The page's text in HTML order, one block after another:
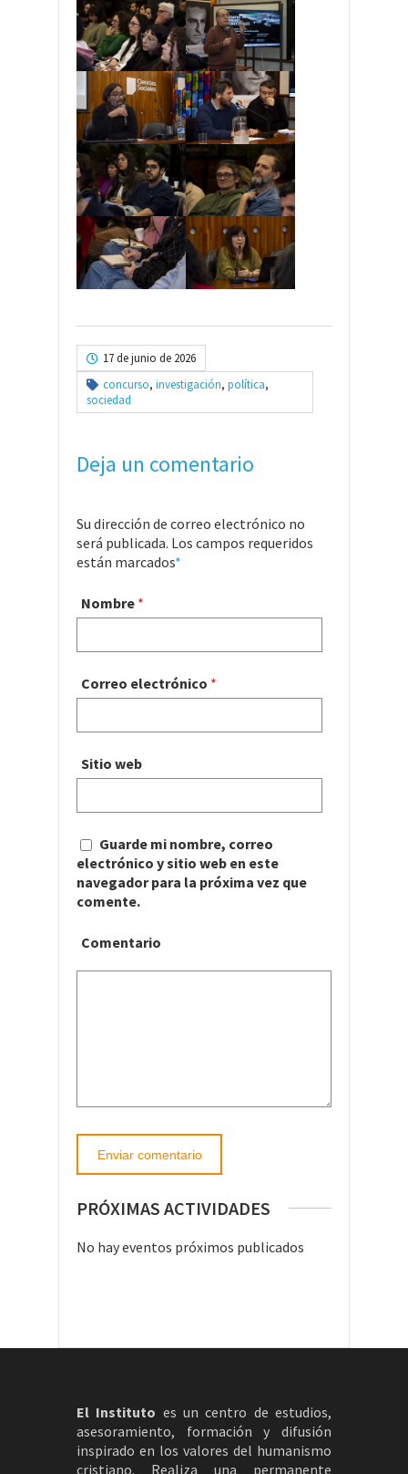
17 de junio de 2026
concurso, investigación, política,
sociedad
Deja un comentario
Su dirección de correo electrónico no
será publicada. Los campos requeridos
están marcados*
Nombre *
Correo electrónico *
Sitio web
Guarde mi nombre, correo
electrónico y sitio web en este
navegador para la próxima vez que
comente.
Comentario
PRÓXIMAS ACTIVIDADES
No hay eventos próximos publicados
El Instituto es un centro de estudios,
asesoramiento, formación y difusión
inspirado en los valores del humanismo
cristiano. Realiza una permanente